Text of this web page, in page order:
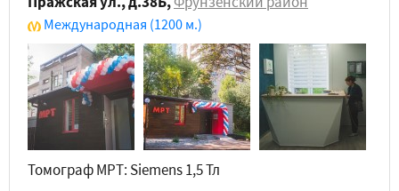
Международная (1200 м.)
Томограф МРТ: Siemens 1,5 Тл